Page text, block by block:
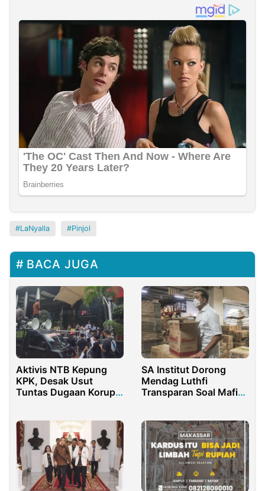
LaNyalla Pinjol
BACA JUGA
Aktivis NTB Kepung
KPK, Desak Usut
Tuntas Dugaan Korupsi
SA Institut Dorong
Mendag Luthfi
Transparan Soal Mafia